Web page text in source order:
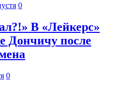
0
В «Лейкерс»
Дончичу после
0